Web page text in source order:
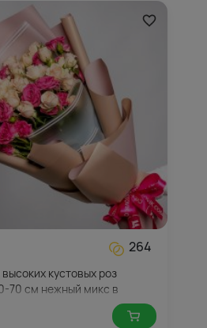
264
высоких кустовых роз
70 см нежный микс в